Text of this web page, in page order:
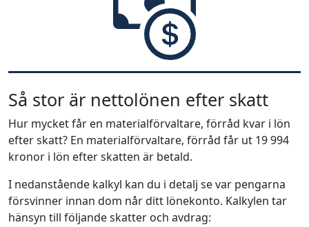
Så stor är nettolönen efter skatt
Hur mycket får en materialförvaltare, förråd kvar i lön
efter skatt? En materialförvaltare, förråd får ut 19 994
kronor i lön efter skatten är betald.
I nedanstående kalkyl kan du i detalj se var pengarna
försvinner innan dom når ditt lönekonto. Kalkylen tar
hänsyn till följande skatter och avdrag: